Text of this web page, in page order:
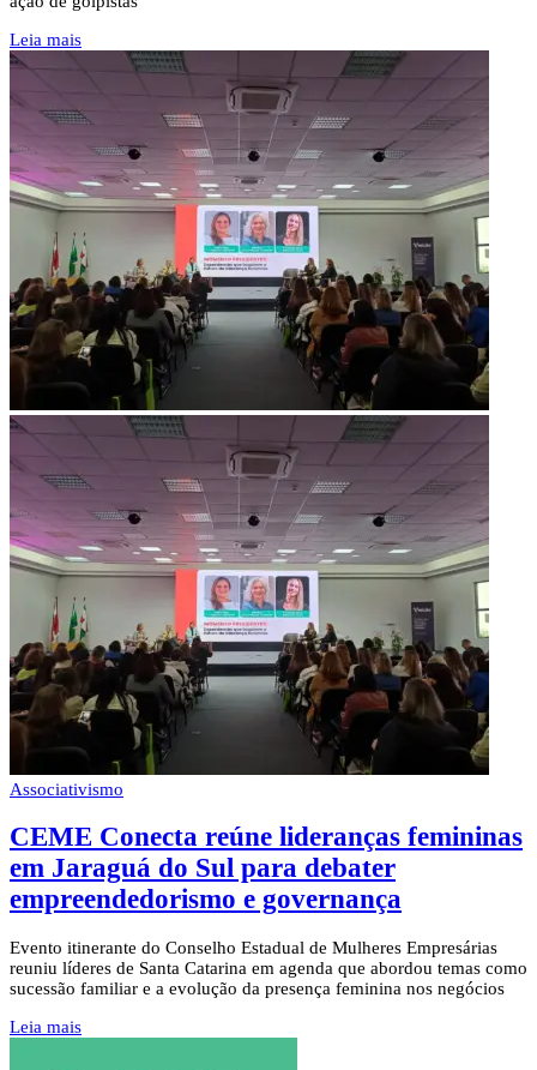
Leia mais
Associativismo
CEME Conecta reúne lideranças femininas
em Jaraguá do Sul para debater
empreendedorismo e governança
Evento itinerante do Conselho Estadual de Mulheres Empresárias
reuniu líderes de Santa Catarina em agenda que abordou temas como
sucessão familiar e a evolução da presença feminina nos negócios
Leia mais